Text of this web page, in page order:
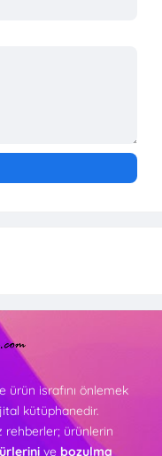
ürün israfını önlemek
kütüphanedir.
rehberler; ürünlerin
ve bozulma